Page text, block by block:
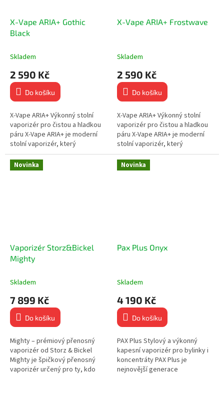
X-Vape ARIA+ Gothic
Black
Skladem
2 590 Kč
Do košíku
X-Vape ARIA+ Výkonný stolní
vaporizér pro čistou a hladkou
páru X-Vape ARIA+ je moderní
stolní vaporizér, který
kombinuje vysokou účinnost,
jednoduché ovládání a stylový...
X-Vape ARIA+ Frostwave
Skladem
2 590 Kč
Do košíku
X-Vape ARIA+ Výkonný stolní
vaporizér pro čistou a hladkou
páru X-Vape ARIA+ je moderní
stolní vaporizér, který
kombinuje vysokou účinnost,
jednoduché ovládání a stylový...
Novinka
Vaporizér Storz&Bickel
Mighty
Skladem
7 899 Kč
Do košíku
Mighty – prémiový přenosný
vaporizér od Storz & Bickel
Mighty je špičkový přenosný
vaporizér určený pro ty, kdo
Novinka
Pax Plus Onyx
Skladem
4 190 Kč
Do košíku
PAX Plus Stylový a výkonný
kapesní vaporizér pro bylinky i
koncentráty PAX Plus je
nejnovější generace